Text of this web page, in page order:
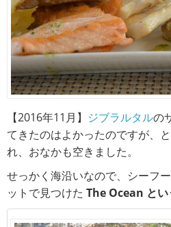
【2016年11月】 ジブラルタルの
てきたのはよかったのですが、
れ、おなかも空きました。
せっかく海沿いなので、シーフ
ットで見つけた The Ocean とい